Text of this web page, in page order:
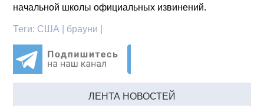
начальной школы официальных извинений.
Теги: США | брауни |
ЛЕНТА НОВОСТЕЙ